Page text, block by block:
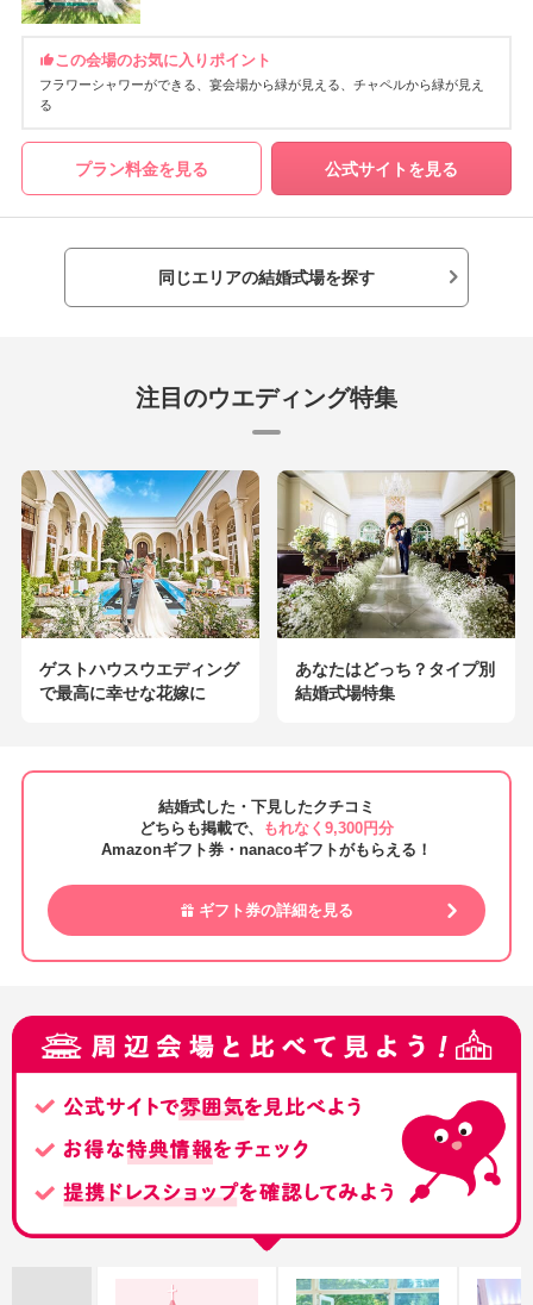
この会場のお気に入りポイント
フラワーシャワーができる 宴会場から緑が見える
チャペルから緑が見え
る
プラン料金を見る 公式サイトを見る
同じエリアの結婚式場を探す
注目のウエディング特集
ゲストハウスウエディング
で最高に幸せな花嫁に
あなたはどっち？タイプ別
結婚式場特集
結婚式した・下見したクチコミ
どちらも掲載で、
もれなく9,300円分
Amazonギフト券・nanacoギフトがもらえる！
ギフト券の詳細を見る